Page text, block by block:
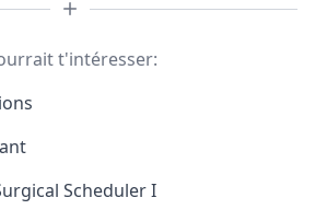
t'intéresser:
Scheduler I